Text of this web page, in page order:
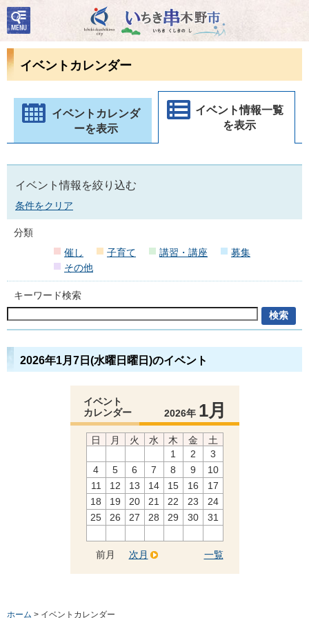
いちき串木野市
検
索・
共通
ューイベントカレンダー
イベントカレンダ
ーを表示
イベント情報一覧
を表示
イベント情報を絞り込む
条件をクリア
分類
催し
子育て 講習・講座
募集
その他
キーワード検索
2026年1月7日(水曜日曜日)のイベント
イベント
カレンダー
2026年 1月
日 月 火 水 木 金
土
1
2
3
4
5 6 7 8 9
10
11
12 13 14 15 16
17
18
19 20 21 22 23
24
25
26 27 28 29 30 31
前月 一覧
次月
ホーム > イベントカレンダー